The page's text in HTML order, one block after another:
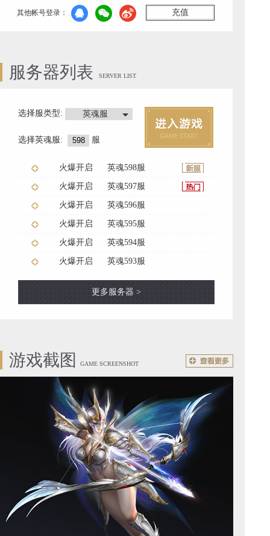
充值
其他帐号登录：
服务器列表 SERVER LIST
选择服类型: 英魂服
选择英魂服: 服
火爆开启 英魂598服
火爆开启 英魂597服
火爆开启 英魂596服
火爆开启 英魂595服
火爆开启 英魂594服
火爆开启 英魂593服
更多服务器 >
游戏截图 GAME SCREENSHOT